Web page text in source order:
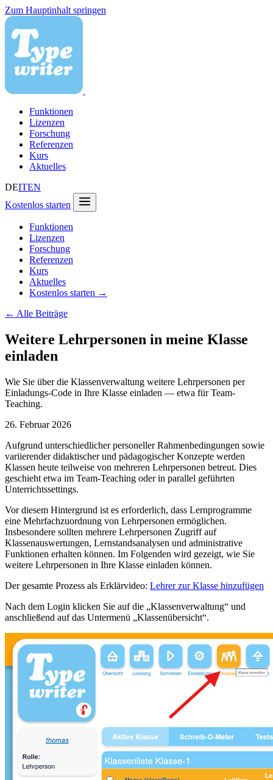
Zum Hauptinhalt springen
Funktionen
Lizenzen
Forschung
Referenzen
Kurs
Aktuelles
DEITEN
Kostenlos starten
Funktionen
Lizenzen
Forschung
Referenzen
Kurs
Aktuelles
Kostenlos starten →
← Alle Beiträge
Weitere Lehrpersonen in meine Klasse
einladen
Wie Sie über die Klassenverwaltung weitere Lehrpersonen per
Einladungs-Code in Ihre Klasse einladen — etwa für Team-
Teaching.
26. Februar 2026
Aufgrund unterschiedlicher personeller Rahmenbedingungen sowie
variierender didaktischer und pädagogischer Konzepte werden
Klassen heute teilweise von mehreren Lehrpersonen betreut. Dies
geschieht etwa im Team-Teaching oder in parallel geführten
Unterrichtssettings.
Vor diesem Hintergrund ist es erforderlich, dass Lernprogramme
eine Mehrfachzuordnung von Lehrpersonen ermöglichen.
Insbesondere sollten mehrere Lehrpersonen Zugriff auf
Klassenauswertungen, Lernstandsanalysen und administrative
Funktionen erhalten können. Im Folgenden wird gezeigt, wie Sie
weitere Lehrpersonen in Ihre Klasse einladen können.
Der gesamte Prozess als Erklärvideo: Lehrer zur Klasse hinzufügen
Nach dem Login klicken Sie auf die „Klassenverwaltung“ und
anschließend auf das Untermenü „Klassenübersicht“.